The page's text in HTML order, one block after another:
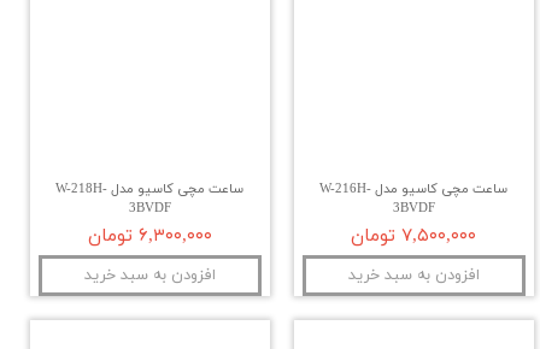
ساعت مچی کاسیو مدل W-216H-
3BVDF
۷,۵۰۰,۰۰۰ تومان
افزودن به سبد خرید
ساعت مچی کاسیو مدل W-218H-
3BVDF
۶,۳۰۰,۰۰۰ تومان
افزودن به سبد خرید